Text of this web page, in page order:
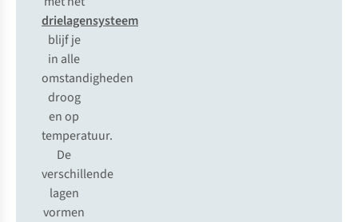
drielagensysteem
blijf je
in alle
omstandigheden
droog
en op
temperatuur.
De
verschillende
lagen
vormen